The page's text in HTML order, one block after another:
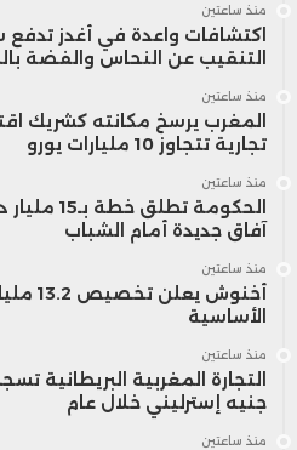
منذ ساعتين
اكتشافات واعدة في أغدز تدفع
التنقيب عن النحاس والفضة
منذ ساعتين
المغرب يرسخ مكانته كشريك
تجارية تتجاوز 10 مليارات يورو
منذ ساعتين
الحكومة
آفاق جديدة أمام الشباب
منذ ساعتين
أخنوش
الأساسية
منذ ساعتين
جنيه إسترليني خلال عام
منذ ساعتين